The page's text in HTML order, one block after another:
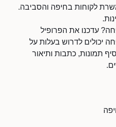
לקוחות בחיפה והסביבה.
עדכנו את הפרופיל
יכולים לדרוש בעלות על
תמונות, כתבות ותיאור